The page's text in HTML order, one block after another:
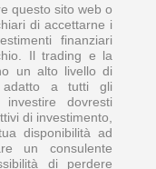
questo sito web o
di accettarne i
finanziari
Il trading e la
un alto livello di
adatto a tutti gli
dovresti
di investimento,
disponibilità ad
un consulente
di perdere